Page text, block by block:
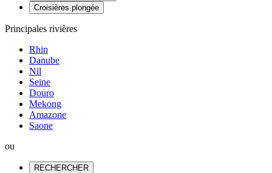
Croisières plongée
Principales rivières
Rhin
Danube
Nil
Seine
Douro
Mekong
Amazone
Saone
ou
RECHERCHER